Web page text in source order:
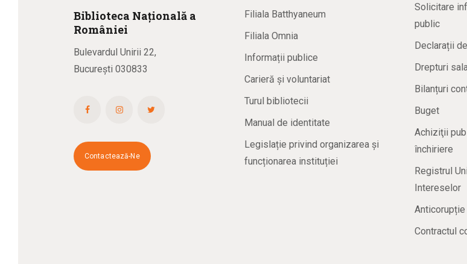
Biblioteca Națională a
României
Bulevardul Unirii 22,
București 030833
Contactează-Ne
Filiala Batthyaneum
Filiala Omnia
Informații publice
Carieră și voluntariat
Turul bibliotecii
Manual de identitate
Legislație privind organizarea și
funcționarea instituției
Solicitare
public
Declarații
Drepturi
Bilanțuri
Buget
Achiziţii
închiriere
Registrul
Intereselor
Anticorupție
Contractul